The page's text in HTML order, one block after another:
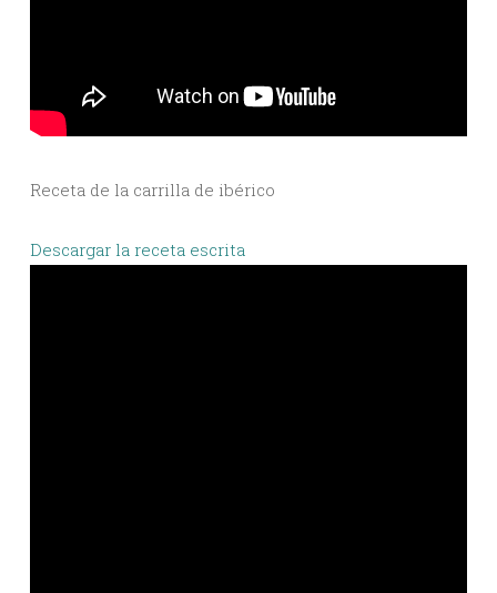
Receta de la carrilla de ibérico
Descargar la receta escrita